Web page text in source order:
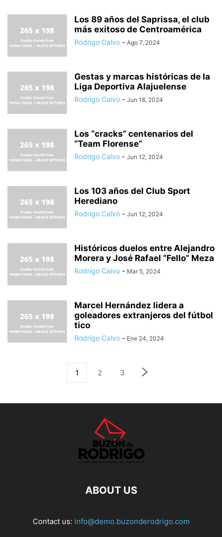
Los 89 años del Saprissa, el club
más exitoso de Centroamérica
Rodrigo Calvo - Ago 7, 2024
Gestas y marcas históricas de la
Liga Deportiva Alajuelense
Rodrigo Calvo - Jun 18, 2024
Los “cracks” centenarios del
“Team Florense”
Rodrigo Calvo - Jun 12, 2024
Los 103 años del Club Sport
Herediano
Rodrigo Calvo - Jun 12, 2024
Históricos duelos entre Alejandro
Morera y José Rafael “Fello” Meza
Rodrigo Calvo - Mar 5, 2024
Marcel Hernández lidera a
goleadores extranjeros del fútbol
tico
Rodrigo Calvo - Ene 24, 2024
1 2 3
ABOUT US
Contact us: info@demo.buzonderodrigo.com